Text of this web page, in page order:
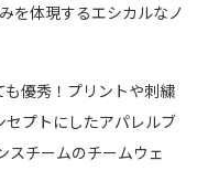
を体現するエシカルなノ
優秀！プリントや刺繍
プトにしたアパレルブ
スチームのチームウェ